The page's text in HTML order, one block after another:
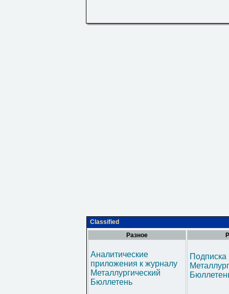
Classified
Разное
Аналитические
приложения к журналу
Металлургический
Бюллетень